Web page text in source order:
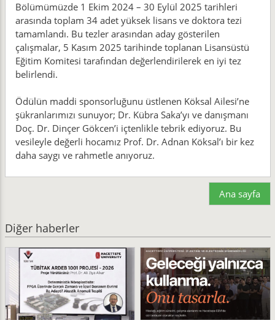
Bölümümüzde 1 Ekim 2024 – 30 Eylül 2025 tarihleri
arasında toplam 34 adet yüksek lisans ve doktora tezi
tamamlandı. Bu tezler arasından aday gösterilen
çalışmalar, 5 Kasım 2025 tarihinde toplanan Lisansüstü
Eğitim Komitesi tarafından değerlendirilerek en iyi tez
belirlendi.
Ödülün maddi sponsorluğunu üstlenen Köksal Ailesi’ne
şükranlarımızı sunuyor; Dr. Kübra Saka’yı ve danışmanı
Doç. Dr. Dinçer Gökcen’i içtenlikle tebrik ediyoruz. Bu
vesileyle değerli hocamız Prof. Dr. Adnan Köksal’ı bir kez
daha saygı ve rahmetle anıyoruz.
Ana sayfa
Diğer haberler